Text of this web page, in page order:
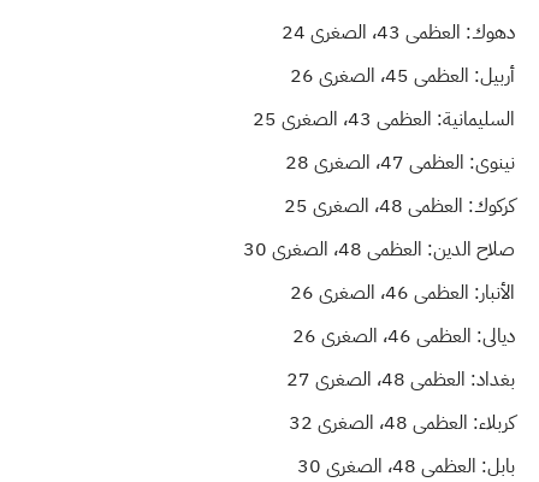
دهوك: العظمى 43، الصغرى 24
أربيل: العظمى 45، الصغرى 26
السليمانية: العظمى 43، الصغرى 25
نينوى: العظمى 47، الصغرى 28
كركوك: العظمى 48، الصغرى 25
صلاح الدين: العظمى 48، الصغرى 30
الأنبار: العظمى 46، الصغرى 26
ديالى: العظمى 46، الصغرى 26
بغداد: العظمى 48، الصغرى 27
كربلاء: العظمى 48، الصغرى 32
بابل: العظمى 48، الصغرى 30